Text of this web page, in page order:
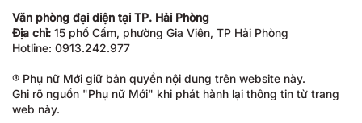
Văn phòng đại diện tại TP. Hải Phòng
Địa chỉ: 15 phố Cấm, phường Gia Viên, TP Hải Phòng
Hotline: 0913.242.977
® Phụ nữ Mới giữ bản quyền nội dung trên website này.
Ghi rõ nguồn "Phụ nữ Mới" khi phát hành lại thông tin từ trang
web này.